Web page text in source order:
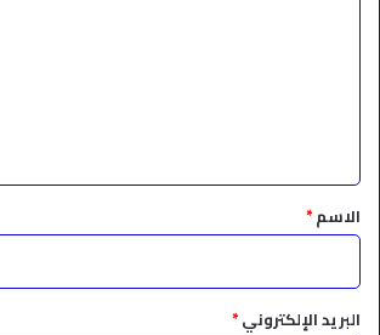
*الاسم*
البريد الإلكتروني*